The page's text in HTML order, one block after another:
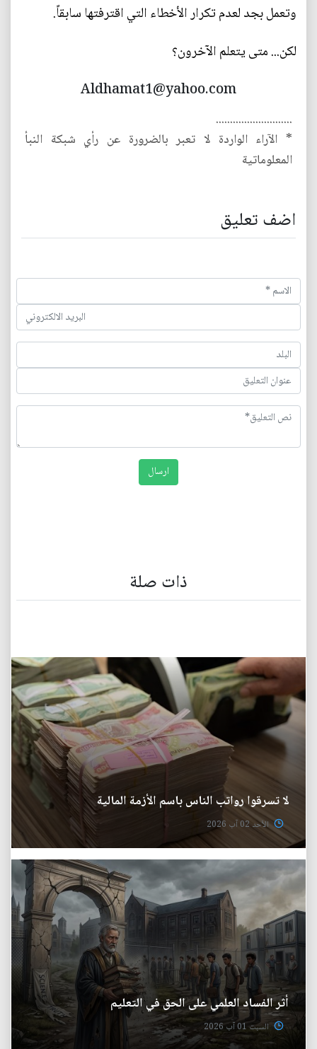
وتعمل بجد لعدم تكرار الأخطاء التي اقترفتها سابقاً.
لكن... متى يتعلم الآخرون؟
Aldhamat1@yahoo.com
...........................
* الآراء الواردة لا تعبر بالضرورة عن رأي شبكة النبأ
المعلوماتية
اضف تعليق
ذات صلة
لا تسرقوا رواتب الناس باسم الأزمة المالية
الأحد 02 آب 2026
أثر الفساد العلمي على الحق في التعليم
السبت 01 آب 2026